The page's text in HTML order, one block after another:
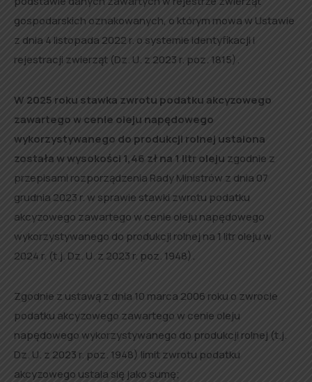
gospodarskich oznakowanych, o którym mowa w Ustawie
z dnia 4 listopada 2022 r. o systemie identyfikacji i
rejestracji zwierząt (Dz. U. z 2023 r. poz. 1815).
W 2025 roku stawka zwrotu podatku akcyzowego
zawartego w cenie oleju napędowego
wykorzystywanego do produkcji rolnej ustalona
została w wysokości 1,46 zł na 1 litr oleju zgodnie z
przepisami rozporządzenia Rady Ministrów z dnia 07
grudnia 2023 r. w sprawie stawki zwrotu podatku
akcyzowego zawartego w cenie oleju napędowego
wykorzystywanego do produkcji rolnej na 1 litr oleju w
2024 r. (t.j. Dz. U. z 2023 r. poz. 1948).
Zgodnie z ustawą z dnia 10 marca 2006 roku o zwrocie
podatku akcyzowego zawartego w cenie oleju
napędowego wykorzystywanego do produkcji rolnej (t.j.
Dz. U. z 2023 r. poz. 1948) limit zwrotu podatku
akcyzowego ustala się jako sumę;